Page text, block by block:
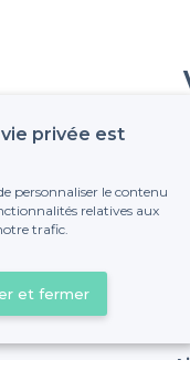
Pas de
privée est
personnaliser le contenu
relatives aux
trafic.
et fermer